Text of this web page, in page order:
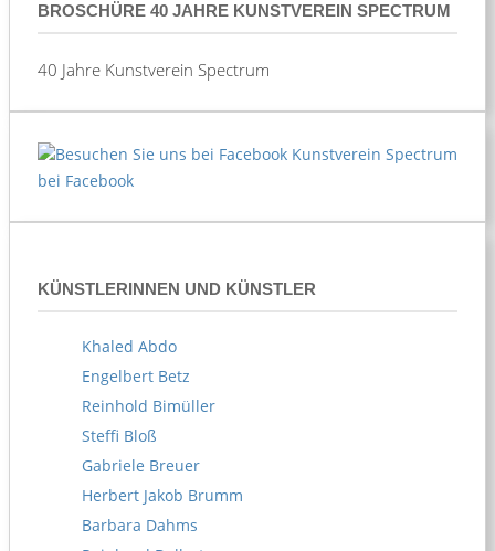
BROSCHÜRE 40 JAHRE KUNSTVEREIN SPECTRUM
40 Jahre Kunstverein Spectrum
Kunstverein Spectrum
bei Facebook
KÜNSTLERINNEN UND KÜNSTLER
Khaled Abdo
Engelbert Betz
Reinhold Bimüller
Steffi Bloß
Gabriele Breuer
Herbert Jakob Brumm
Barbara Dahms